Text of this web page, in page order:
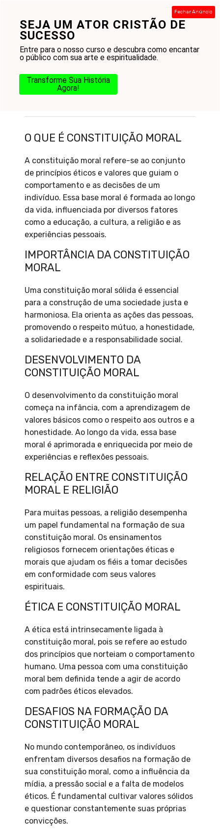
SEJA UM ATOR CRISTÃO DE
SUCESSO
Entre para o nosso curso e descubra como encantar
o público com sua arte e espiritualidade.
Transforme Sua História
Agora!
Fechar Anúncio
conteúdo
O QUE É CONSTITUIÇÃO MORAL
A constituição moral refere-se ao conjunto
de princípios éticos e valores que guiam o
comportamento e as decisões de um
indivíduo. Essa base moral é formada ao longo
da vida, influenciada por diversos fatores
como a educação, a cultura, a religião e as
experiências pessoais.
IMPORTÂNCIA DA CONSTITUIÇÃO
MORAL
Uma constituição moral sólida é essencial
para a construção de uma sociedade justa e
harmoniosa. Ela orienta as ações das pessoas,
promovendo o respeito mútuo, a honestidade,
a solidariedade e a responsabilidade social.
DESENVOLVIMENTO DA
CONSTITUIÇÃO MORAL
O desenvolvimento da constituição moral
começa na infância, com a aprendizagem de
valores básicos como o respeito aos outros e a
honestidade. Ao longo da vida, essa base
moral é aprimorada e enriquecida por meio de
experiências e reflexões pessoais.
RELAÇÃO ENTRE CONSTITUIÇÃO
MORAL E RELIGIÃO
Para muitas pessoas, a religião desempenha
um papel fundamental na formação de sua
constituição moral. Os ensinamentos
religiosos fornecem orientações éticas e
morais que ajudam os fiéis a tomar decisões
em conformidade com seus valores
espirituais.
ÉTICA E CONSTITUIÇÃO MORAL
A ética está intrinsecamente ligada à
constituição moral, pois se refere ao estudo
dos princípios que norteiam o comportamento
humano. Uma pessoa com uma constituição
moral bem definida tende a agir de acordo
com padrões éticos elevados.
DESAFIOS NA FORMAÇÃO DA
CONSTITUIÇÃO MORAL
No mundo contemporâneo, os indivíduos
enfrentam diversos desafios na formação de
sua constituição moral, como a influência da
mídia, a pressão social e a falta de modelos
éticos. É fundamental cultivar valores sólidos
e questionar constantemente suas próprias
convicções.